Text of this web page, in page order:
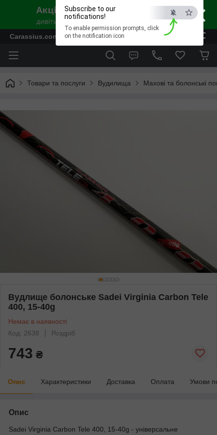
×
ESC
Subscribe to our
notifications!
To enable permission prompts, click
on the notification icon
Carassius.com.ua - Все для риболовлі та відпочинку
Товари та послуги Вудилища Махові та болонські
Вудлище болонське Sadei Virginia Carbon Tele
400, 15-40g
Немає в наявності
Код: 2638
Роздріб
743 ₴
Опис Характеристики Доставка Оплата Умови
Опис
Sadei Virginia Carbon Tele 400, 15-40g - універсальне